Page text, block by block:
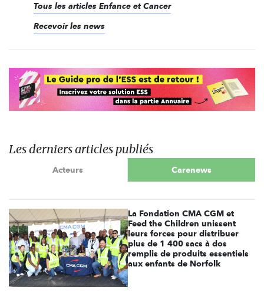
Tous les articles Enfance et Cancer
Recevoir les news
Les derniers articles publiés
Acteurs Carenews
La Fondation CMA CGM et
Feed the Children unissent
leurs forces pour distribuer
plus de 1 400 sacs à dos
remplis de produits essentiels
aux enfants de Norfolk